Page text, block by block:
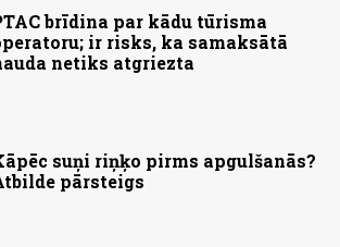
brīdina par kādu tūrisma
ir risks, ka samaksātā
netiks atgriezta
suņi riņķo pirms apgulšanās?
pārsteigs